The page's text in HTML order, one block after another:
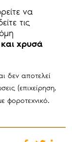
να
τις
χρυσά
δεν αποτελεί
(επιχείρηση,
φοροτεχνικό.